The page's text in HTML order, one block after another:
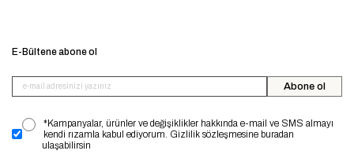
E-Bültene abone ol
Abone ol
*Kampanyalar, ürünler ve değişiklikler hakkında e-mail ve SMS almayı
kendi rızamla kabul ediyorum. Gizlilik sözleşmesine buradan
ulaşabilirsin